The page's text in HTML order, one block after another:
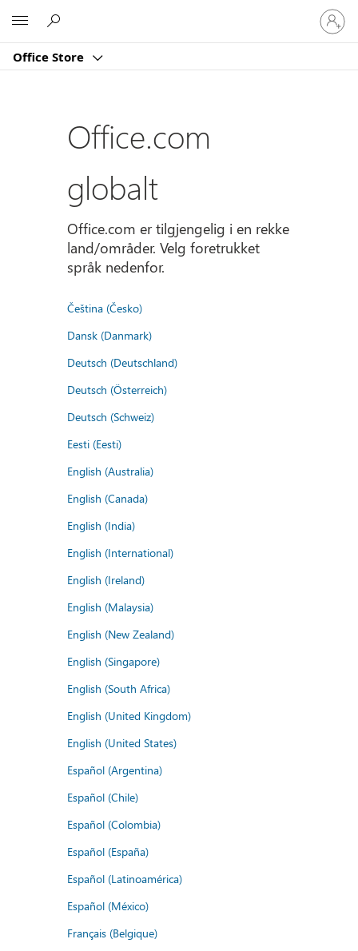
Office Store
Logg
på
kontoen
Office.com
globalt
Office.com er tilgjengelig i en rekke
land/områder. Velg foretrukket
språk nedenfor.
Čeština (Česko)
Dansk (Danmark)
Deutsch (Deutschland)
Deutsch (Österreich)
Deutsch (Schweiz)
Eesti (Eesti)
English (Australia)
English (Canada)
English (India)
English (International)
English (Ireland)
English (Malaysia)
English (New Zealand)
English (Singapore)
English (South Africa)
English (United Kingdom)
English (United States)
Español (Argentina)
Español (Chile)
Español (Colombia)
Español (España)
Español (Latinoamérica)
Español (México)
Français (Belgique)